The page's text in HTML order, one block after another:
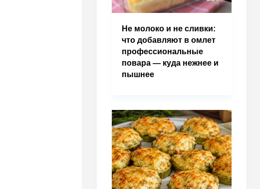
Не молоко и не сливки:
что добавляют в омлет
профессиональные
повара — куда нежнее и
пышнее